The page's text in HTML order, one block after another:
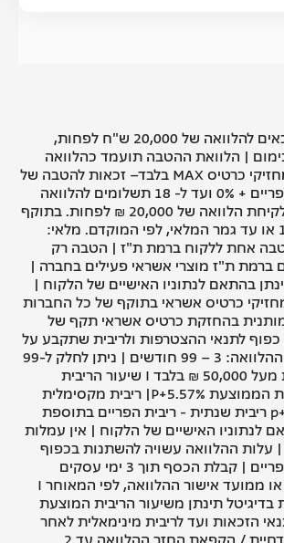
הטבה ללקוחות זכאים להלוואה של 20,000 ש"ח לפחות,
| הלוואת ההטבה תועמד כהלוואה
נפרדת | הטבה למחזיקי כרטיס MAX בלבד– זכאות להטבה של
10,000 ₪ בריבית פריים + 0% ועד ל- 18 תשלומים להלוואה
בהטבה. מותנה בלקיחת הלוואה של 20,000 ₪ לפחות. בתוקף
עד ליום 16/08/26 או עד גמר המלאי, לפי המוקדם. מלאי:
| הטבה אחת ללקוח ברמת ת"ז | הטבה רק
ברמת ת"ז מוצרי אשראי פעילים בחברה |
בהתאם לנתוניו האישיים של הלקוח |
כרטיס אשראי בתוקף של כל החברות
ומותנית בהחזקת כרטיס אשראי תקף של
מקס או הנפקתו I כפוף לתנאי ההצטרפות ולריבית שתקבע על
ידי מקס | תקופת ההלוואה: 3 – 99 חודשים | ניתן לחלק ל-99
תשלומים הלוואות מעל 50,000 ₪ בלבד I שיעור הריבית
השנתית המתואמת הממוצעת P+5.57%| ריבית מקסימלית
שנתית: p+11.75% I ריבית שנתית - ריבית הפריים בתוספת
לנתוניו האישיים של הלקוח | אין עמלות
| עלות ההלוואה עשויה להשתנות בכפוף
לשינויים בריבית הפריים | קבלת הכסף תוך 3 ימי עסקים
מהפעלת הכרטיס או ממועד אישור ההלוואה, לפי המאוחר I
בריבית בדיגיטל תינתן משיעור הריבית המוצעת
הזכאות ועד לריבית מינימאלית לאחר
הנחה, של 2.5% | דחיית / הקפאת החזר ההלוואה עד 2